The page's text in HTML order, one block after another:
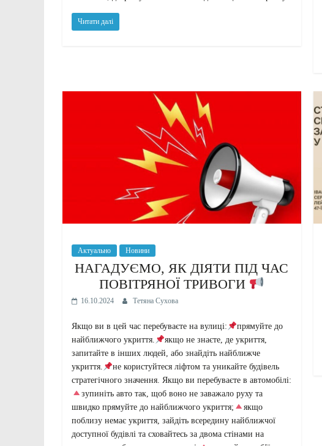
Читати далі
Актуально Новини
НАГАДУЄМО, ЯК ДІЯТИ ПІД ЧАС
ПОВІТРЯНОЇ ТРИВОГИ
16.10.2024 Тетяна Сухова
Якщо ви в цей час перебуваєте на вулиці:
прямуйте до
найближчого укриття.
якщо не знаєте, де укриття,
запитайте в інших людей, або знайдіть найближче
укриття.
не користуйтеся ліфтом та уникайте будівель
стратегічного значення. Якщо ви перебуваєте в автомобілі:
зупиніть авто так, щоб воно не заважало руху та
швидко прямуйте до найближчого укриття;
якщо
поблизу немає укриття, зайдіть всередину найближчої
доступної будівлі та сховайтесь за двома стінами на